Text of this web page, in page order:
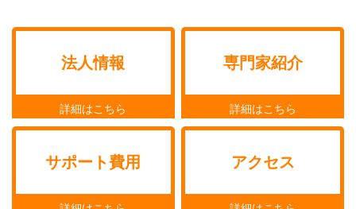
法人情報 専門家紹介
サポート費用 アクセス